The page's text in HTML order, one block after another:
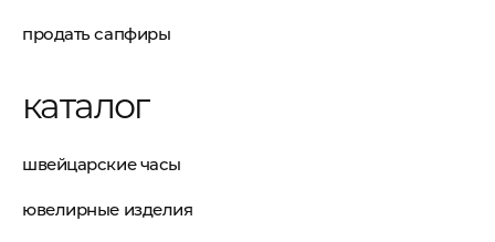
продать сапфиры
каталог
швейцарские часы
ювелирные изделия